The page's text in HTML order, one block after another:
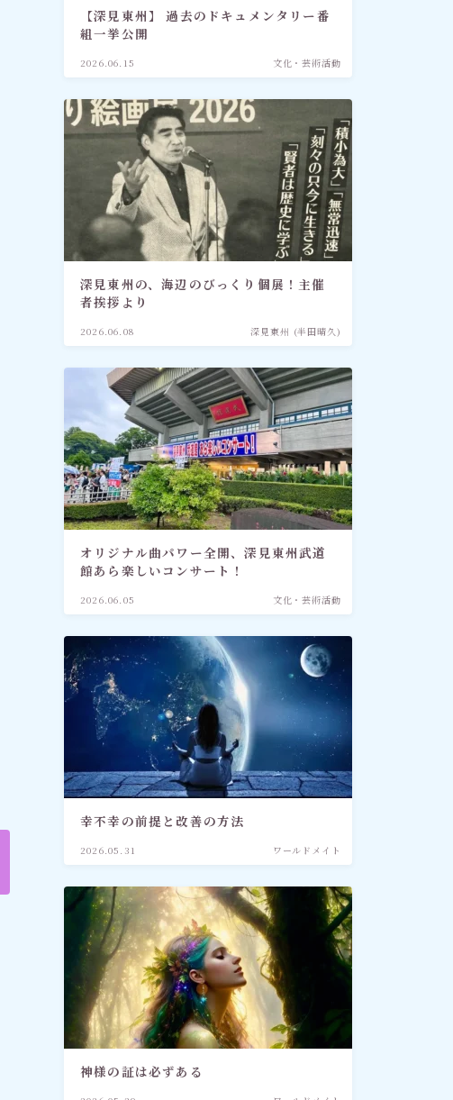
【深見東州】 過去のドキュメンタリー番
組一挙公開
2026.06.15 文化・芸術活動
深見東州の、海辺のびっくり個展！主催
者挨拶より
2026.06.08 深見東州 (半田晴久)
オリジナル曲パワー全開、深見東州武道
館あら楽しいコンサート！
2026.06.05 文化・芸術活動
幸不幸の前提と改善の方法
2026.05.31 ワールドメイト
神様の証は必ずある